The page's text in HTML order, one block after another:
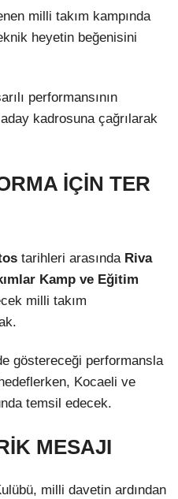
milli takım kampında
heyetin beğenisini
performansının
aday kadrosuna çağrılarak
İÇİN TER
tarihleri arasında Riva
Kamp ve Eğitim
milli takım
göstereceği performansla
Kocaeli ve
temsil edecek.
MESAJI
milli davetin ardından